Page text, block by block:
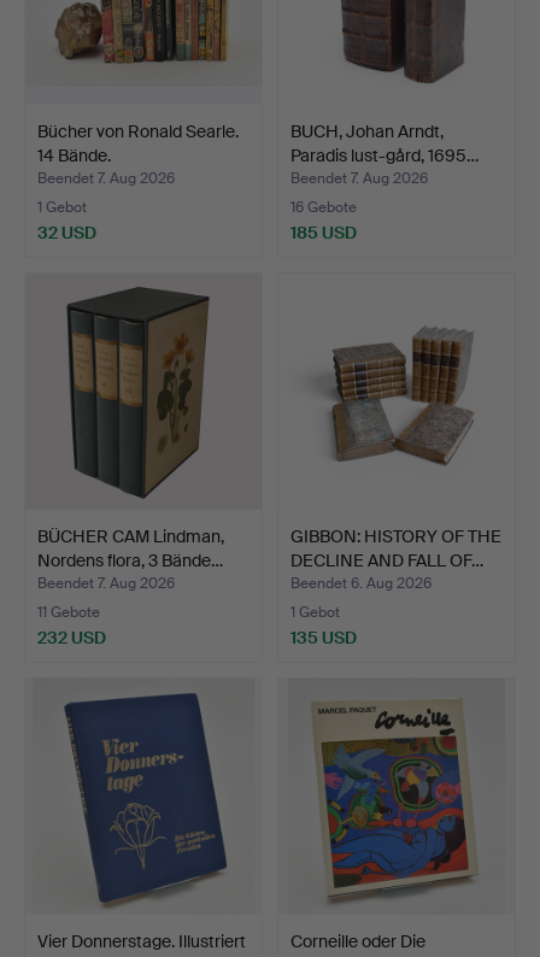
Bücher von Ronald Searle.
14 Bände.
Beendet 7. Aug 2026
1 Gebot
32 USD
BUCH, Johan Arndt,
Paradis lust-gård, 1695…
Beendet 7. Aug 2026
16 Gebote
185 USD
BÜCHER CAM Lindman,
Nordens flora, 3 Bände…
Beendet 7. Aug 2026
11 Gebote
232 USD
GIBBON: HISTORY OF THE
DECLINE AND FALL OF…
Beendet 6. Aug 2026
1 Gebot
135 USD
Vier Donnerstage. Illustriert
Corneille oder Die